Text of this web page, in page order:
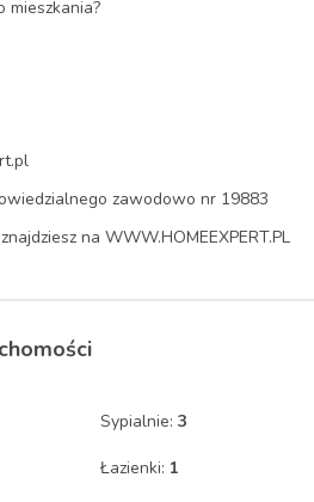
mieszkania?
zawodowo nr 19883
na WWW.HOMEEXPERT.PL
Sypialnie:3
Łazienki: 1